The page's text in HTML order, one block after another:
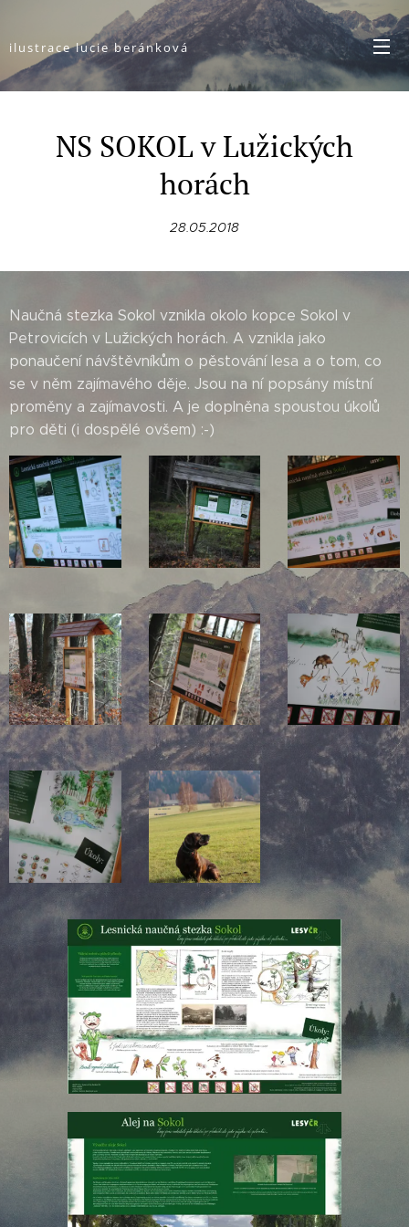
ilustrace lucie beránková
NS SOKOL v Lužických
horách
28.05.2018
Naučná stezka Sokol vznikla okolo kopce Sokol v
Petrovicích v Lužických horách. A vznikla jako
ponaučení návštěvníkům o pěstování lesa a o tom, co
se v něm zajímavého děje. Jsou na ní popsány místní
proměny a zajímavosti. A je doplněna spoustou úkolů
pro děti (i dospělé ovšem) :-)